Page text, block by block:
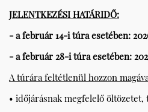
JELENTKEZÉSI HATÁRIDŐ:
- a február 14-i túra esetében:
- a február 28-i túra esetében:
A túrára feltétlenül hozzon
• időjárásnak megfelelő